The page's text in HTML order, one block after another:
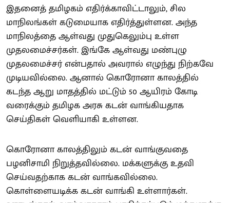
இதனைத் தமிழகம் எதிர்க்காவிட்டாலும், சில
மாநிலங்கள் கடுமையாக எதிர்த்துள்ளன. அந்த
மாநிலத்தை ஆள்வது முதுகெலும்பு உள்ள
முதலமைச்சர்கள். இங்கே ஆள்வது மண்புழு
முதலமைச்சர் என்பதால் அவரால் எழுந்து நிற்கவே
முடியவில்லை. ஆனால் கொரோனா காலத்தில்
கடந்த ஆறு மாதத்தில் மட்டும் 50 ஆயிரம் கோடி
வரைக்கும் தமிழக அரசு கடன் வாங்கியதாக
செய்திகள் வெளியாகி உள்ளன.
கொரோனா காலத்திலும் கடன் வாங்குவதை
பழனிசாமி நிறுத்தவில்லை. மக்களுக்கு உதவி
செய்வதற்காக கடன் வாங்கவில்லை.
கொள்ளையடிக்க கடன் வாங்கி உள்ளார்கள்.